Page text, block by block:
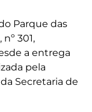
Parque das
301,
a entrega
pela
Secretaria de